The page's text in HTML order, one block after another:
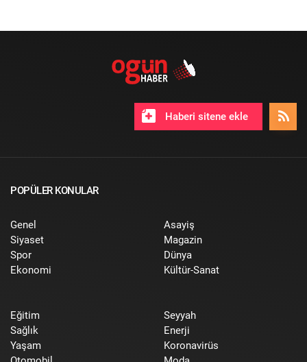
Haberi sitene ekle
POPÜLER KONULAR
Genel
Siyaset
Spor
Ekonomi
Asayiş
Magazin
Dünya
Kültür-Sanat
Eğitim
Sağlık
Yaşam
Seyyah
Enerji
Koronavirüs